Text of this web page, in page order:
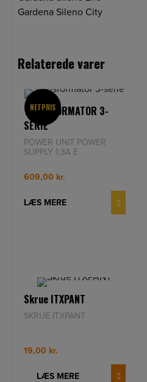
Gardena Sileno City
Relaterede varer
NETPRIS
TRANSFORMATOR 3-
SERIE
POWER UNIT POWER
SUPPLY 1,3A E
609,00 kr.
LÆS MERE
Skrue ITXPANT
SKRUE ITXPANT
19,00 kr.
LÆS MERE